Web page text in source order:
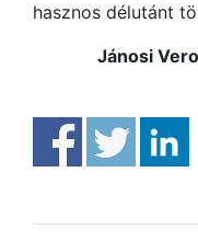
hasznos délutánt
Jánosi